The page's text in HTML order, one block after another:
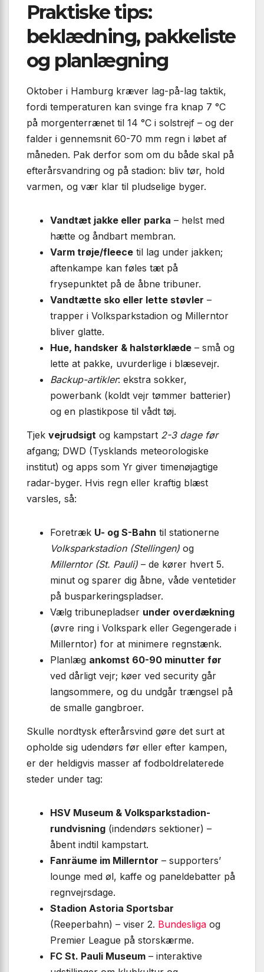
Praktiske tips:
beklædning, pakkeliste
og planlægning
Oktober i Hamburg kræver lag-på-lag taktik,
fordi temperaturen kan svinge fra knap 7 °C
på morgenterrænet til 14 °C i solstrejf – og der
falder i gennemsnit 60-70 mm regn i løbet af
måneden. Pak derfor som om du både skal på
efterårsvandring og på stadion: bliv tør, hold
varmen, og vær klar til pludselige byger.
Vandtæt jakke eller parka – helst med
hætte og åndbart membran.
Varm trøje/fleece til lag under jakken;
aftenkampe kan føles tæt på
frysepunktet på de åbne tribuner.
Vandtætte sko eller lette støvler –
trapper i Volksparkstadion og Millerntor
bliver glatte.
Hue, handsker & halstørklæde – små og
lette at pakke, uvurderlige i blæsevejr.
Backup-artikler: ekstra sokker,
powerbank (koldt vejr tømmer batterier)
og en plastikpose til vådt tøj.
Tjek vejrudsigt og kampstart 2-3 dage før
afgang; DWD (Tysklands meteorologiske
institut) og apps som Yr giver timenøjagtige
radar-byger. Hvis regn eller kraftig blæst
varsles, så:
Foretræk U- og S-Bahn til stationerne
Volksparkstadion (Stellingen) og
Millerntor (St. Pauli) – de kører hvert 5.
minut og sparer dig åbne, våde ventetider
på busparkeringspladser.
Vælg tribunepladser under overdækning
(øvre ring i Volkspark eller Gegengerade i
Millerntor) for at minimere regnstænk.
Planlæg ankomst 60-90 minutter før
ved dårligt vejr; køer ved security går
langsommere, og du undgår trængsel på
de smalle gangbroer.
Skulle nordtysk efterårsvind gøre det surt at
opholde sig udendørs før eller efter kampen,
er der heldigvis masser af fodboldrelaterede
steder under tag:
HSV Museum & Volksparkstadion-
rundvisning (indendørs sektioner) –
åbent indtil kampstart.
Fanräume im Millerntor – supporters’
lounge med øl, kaffe og paneldebatter på
regnvejrsdage.
Stadion Astoria Sportsbar
(Reeperbahn) – viser 2. Bundesliga og
Premier League på storskærme.
FC St. Pauli Museum – interaktive